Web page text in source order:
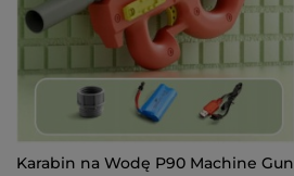
Karabin na Wodę P90 Machine Gun